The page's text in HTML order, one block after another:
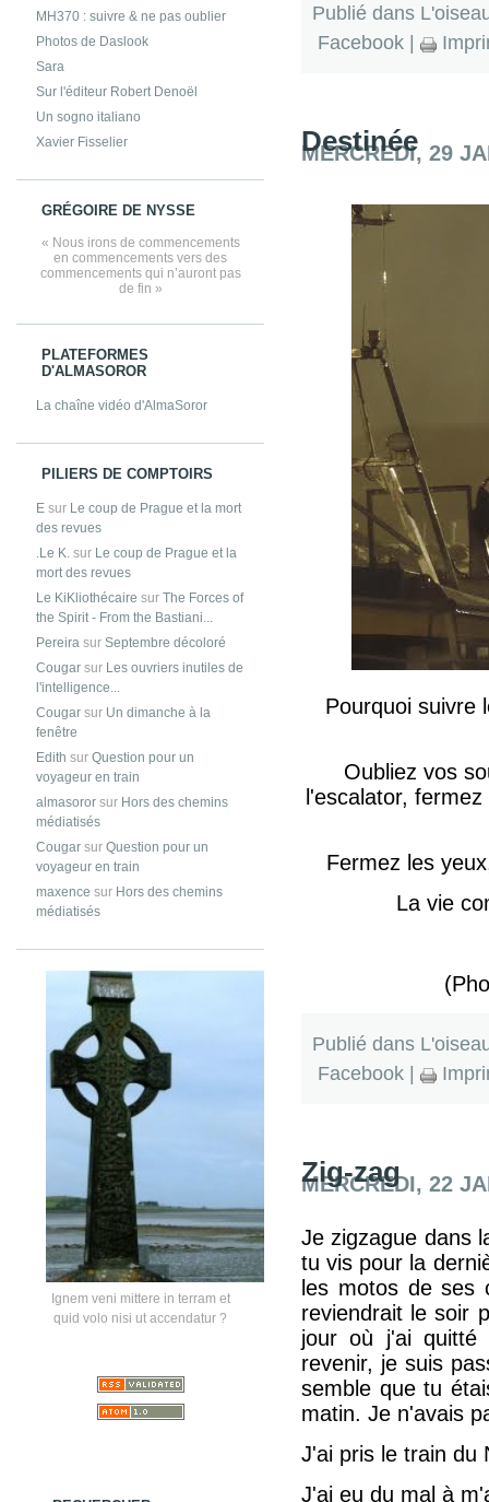
MH370 : suivre & ne pas oublier
Photos de Daslook
Sara
Sur l'éditeur Robert Denoël
Un sogno italiano
Xavier Fisselier
GRÉGOIRE DE NYSSE
« Nous irons de commencements
en commencements vers des
commencements qui n’auront pas
de fin »
PLATEFORMES
D'ALMASOROR
La chaîne vidéo d'AlmaSoror
PILIERS DE COMPTOIRS
E sur Le coup de Prague et la mort
des revues
.Le K. sur Le coup de Prague et la
mort des revues
Le KiKliothécaire sur The Forces of
the Spirit - From the Bastiani...
Pereira sur Septembre décoloré
Cougar sur Les ouvriers inutiles de
l'intelligence...
Cougar sur Un dimanche à la
fenêtre
Edith sur Question pour un
voyageur en train
almasoror sur Hors des chemins
médiatisés
Cougar sur Question pour un
voyageur en train
maxence sur Hors des chemins
médiatisés
Ignem veni mittere in terram et
quid volo nisi ut accendatur ?
Publié dans
Facebook
MERCREDI, 29
Destinée
Pourquoi suivre
Oubliez vos
l'escalator,
Fermez les
La vie
Publié dans
Facebook
MERCREDI, 22
Zig-zag
Je zigzague dans
tu vis pour la
les motos de ses
reviendrait le soir
jour où j'ai quitté
revenir, je suis
semble que tu
matin. Je n'avais
J'ai pris le train du
J'ai eu du mal à